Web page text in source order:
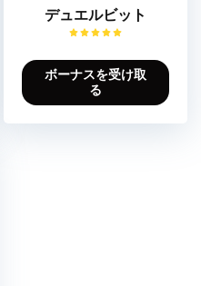
デュエルビット
ボーナスを受け取
る